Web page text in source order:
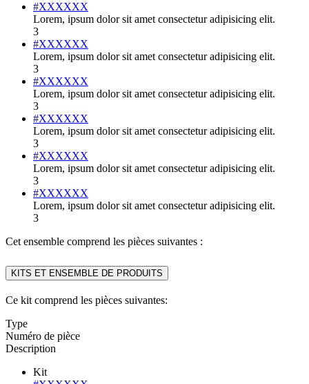
#XXXXXX
Lorem, ipsum dolor sit amet consectetur adipisicing elit.
3
#XXXXXX
Lorem, ipsum dolor sit amet consectetur adipisicing elit.
3
#XXXXXX
Lorem, ipsum dolor sit amet consectetur adipisicing elit.
3
#XXXXXX
Lorem, ipsum dolor sit amet consectetur adipisicing elit.
3
#XXXXXX
Lorem, ipsum dolor sit amet consectetur adipisicing elit.
3
#XXXXXX
Lorem, ipsum dolor sit amet consectetur adipisicing elit.
3
Cet ensemble comprend les pièces suivantes :
KITS ET ENSEMBLE DE PRODUITS
Ce kit comprend les pièces suivantes:
Type
Numéro de pièce
Description
Kit